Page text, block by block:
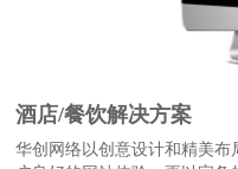
酒店/餐饮解决方案
华创网络以创意设计和精美